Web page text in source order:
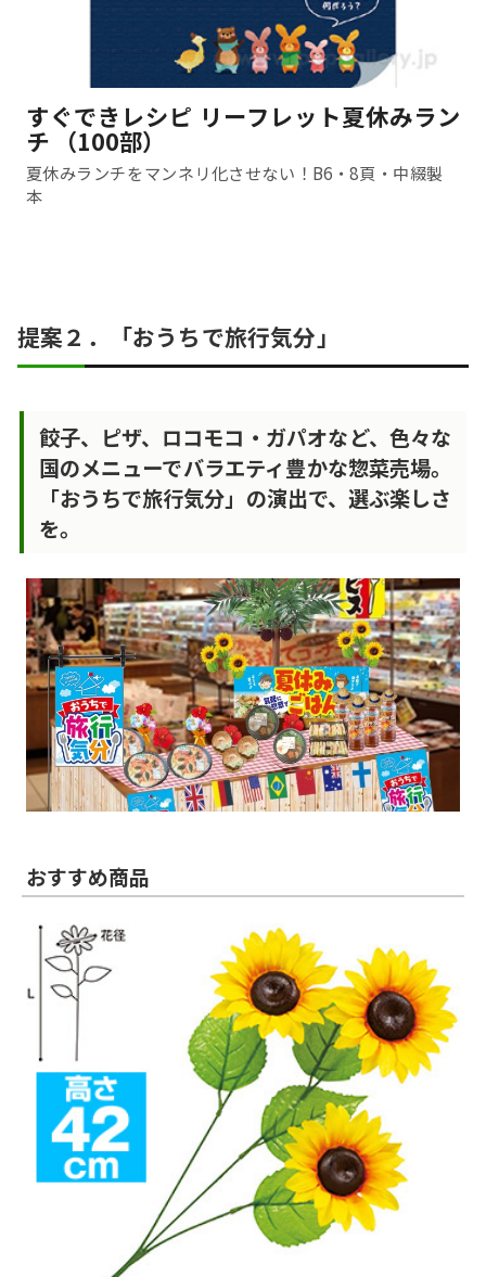
すぐできレシピ リーフレット夏休みラン
チ （100部）
夏休みランチをマンネリ化させない！B6・8頁・中綴製
本
提案２．「おうちで旅行気分」
餃子、ピザ、ロコモコ・ガパオなど、色々な
国のメニューでバラエティ豊かな惣菜売場。
「おうちで旅行気分」の演出で、選ぶ楽しさ
を。
おすすめ商品